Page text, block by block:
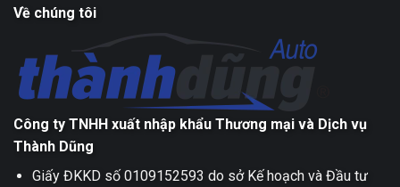
Về chúng tôi
Công ty TNHH xuất nhập khẩu Thương mại và Dịch vụ
Thành Dũng
Giấy ĐKKD số 0109152593 do sở Kế hoạch và Đầu tư